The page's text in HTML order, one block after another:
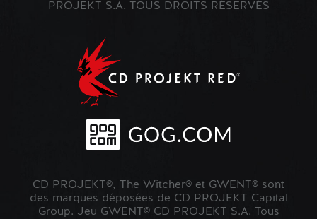
PROJEKT S.A. TOUS DROITS RÉSERVÉS
CD PROJEKT®, The Witcher® et GWENT® sont
des marques déposées de CD PROJEKT Capital
Group. Jeu GWENT© CD PROJEKT S.A. Tous